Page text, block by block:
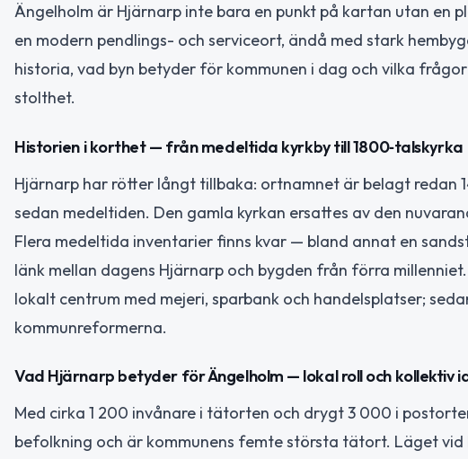
Ängelholm är Hjärnarp inte bara en punkt på kartan utan en
en modern pendlings- och serviceort, ändå med stark
historia, vad byn betyder för kommunen i dag och vilka
stolthet.
Historien i korthet — från medeltida kyrkby till 1800‑talskyrka
Hjärnarp har rötter långt tillbaka: ortnamnet är belagt redan
sedan medeltiden. Den gamla kyrkan ersattes av den
Flera medeltida inventarier finns kvar — bland annat en
länk mellan dagens Hjärnarp och bygden från förra
lokalt centrum med mejeri, sparbank och handelsplatser;
kommunreformerna.
Vad Hjärnarp betyder för Ängelholm — lokal roll och kollektiv
Med cirka 1 200 invånare i tätorten och drygt 3 000 i
befolkning och är kommunens femte största tätort. Läget